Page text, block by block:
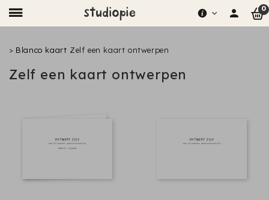
0
> Blanco kaart Zelf een kaart ontwerpen
Zelf een kaart ontwerpen